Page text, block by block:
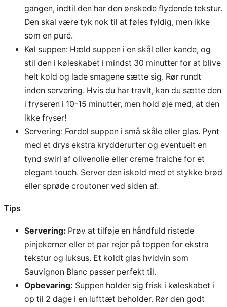
gangen, indtil den har den ønskede flydende tekstur.
Den skal være tyk nok til at føles fyldig, men ikke
som en puré.
Køl suppen: Hæld suppen i en skål eller kande, og
stil den i køleskabet i mindst 30 minutter for at blive
helt kold og lade smagene sætte sig. Rør rundt
inden servering. Hvis du har travlt, kan du sætte den
i fryseren i 10-15 minutter, men hold øje med, at den
ikke fryser!
Servering: Fordel suppen i små skåle eller glas. Pynt
med et drys ekstra krydderurter og eventuelt en
tynd swirl af olivenolie eller creme fraiche for et
elegant touch. Server den iskold med et stykke brød
eller sprøde croutoner ved siden af.
Tips
Servering: Prøv at tilføje en håndfuld ristede
pinjekerner eller et par rejer på toppen for ekstra
tekstur og luksus. Et koldt glas hvidvin som
Sauvignon Blanc passer perfekt til.
Opbevaring: Suppen holder sig frisk i køleskabet i
op til 2 dage i en lufttæt beholder. Rør den godt